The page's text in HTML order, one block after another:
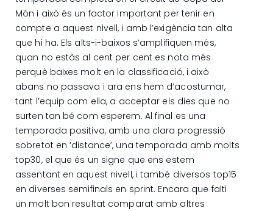
Món i això és un factor important per tenir en
compte a aquest nivell, i amb l’exigència tan alta
que hi ha. Els alts-i-baixos s’amplifiquen més,
quan no estàs al cent per cent es nota més
perquè baixes molt en la classificació, i això
abans no passava i ara ens hem d’acostumar,
tant l’equip com ella, a acceptar els dies que no
surten tan bé com esperem. Al final es una
temporada positiva, amb una clara progressió
sobretot en ‘distance’, una temporada amb molts
top30, el que és un signe que ens estem
assentant en aquest nivell, i també diversos top15
en diverses semifinals en sprint. Encara que falti
un molt bon resultat comparat amb altres